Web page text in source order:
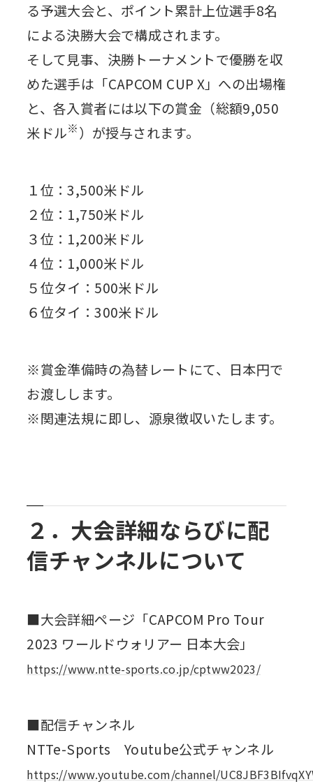
る予選⼤会と、ポイント累計上位選⼿8名
による決勝⼤会で構成されます。
そして⾒事、決勝トーナメントで優勝を収
めた選⼿は「CAPCOM CUP X」への出場権
と、各入賞者には以下の賞金（総額9,050
米ドル※）が授与されます。
１位：3,500米ドル
２位：1,750米ドル
３位：1,200米ドル
４位：1,000米ドル
５位タイ：500米ドル
６位タイ：300米ドル
※賞金準備時の為替レートにて、日本円で
お渡しします。
※関連法規に即し、源泉徴収いたします。
２．大会詳細ならびに配
信チャンネルについて
■大会詳細ページ「CAPCOM Pro Tour
2023 ワールドウォリアー 日本大会」
https://www.ntte-sports.co.jp/cptww2023/
■配信チャンネル
NTTe-Sports Youtube公式チャンネル
https://www.youtube.com/channel/